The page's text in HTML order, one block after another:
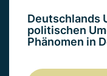
Deutschlands
politischen
Phänomen in